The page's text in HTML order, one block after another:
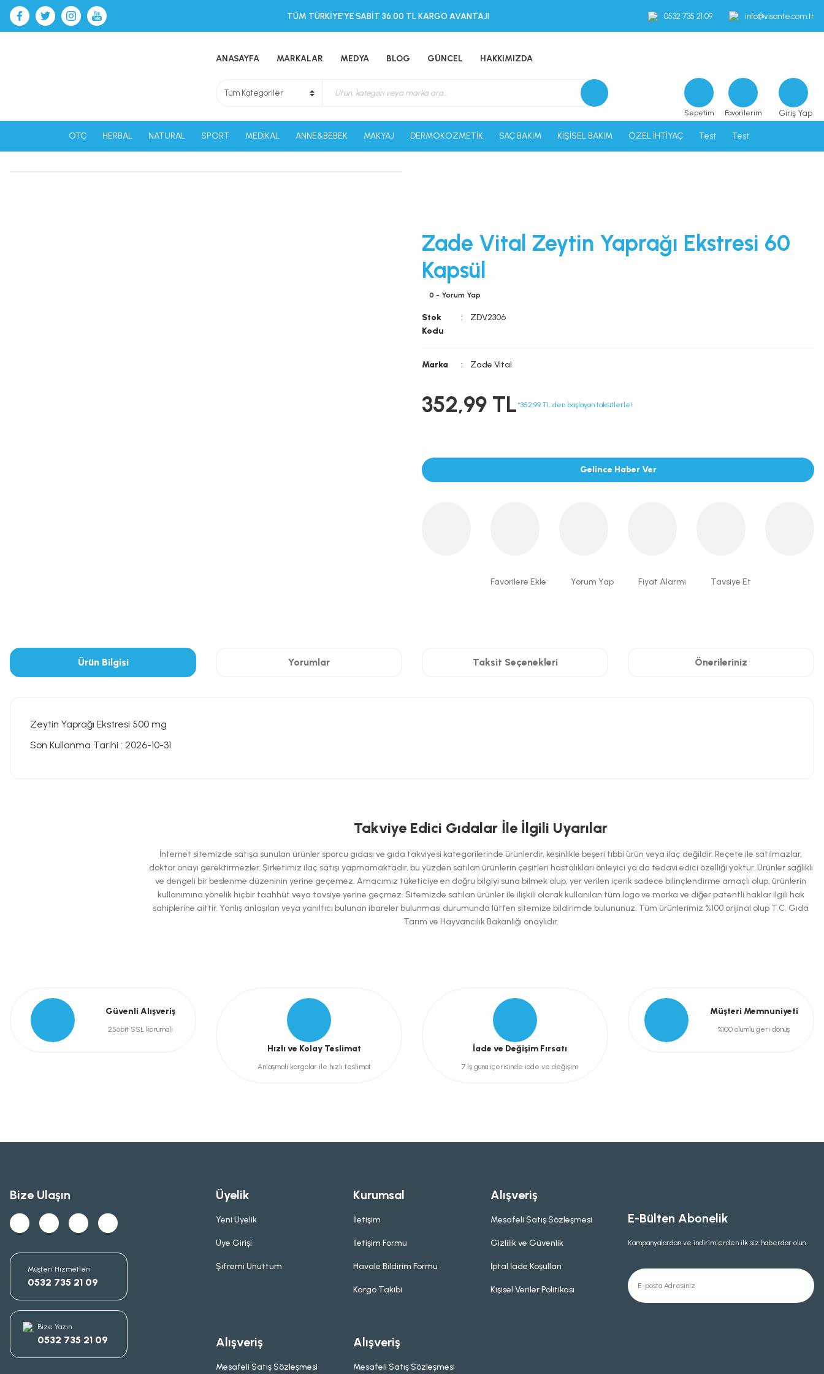
TÜM TÜRKİYE’YE SABİT 36.00 TL KARGO AVANTAJI 0532 735 21 09 info@visante.com.tr
ANASAYFA MARKALAR MEDYA BLOG GÜNCEL HAKKIMIZDA
Sepetim Favorilerim Giriş Yap
OTC HERBAL NATURAL SPORT MEDİKAL ANNE&BEBEK MAKYAJ DERMOKOZMETİK SAÇ BAKIM KİŞİSEL BAKIM ÖZEL İHTİYAÇ Test Test
Zade Vital Zeytin Yaprağı Ekstresi 60
Kapsül
0 - Yorum Yap
Stok
Kodu
ZDV2306
Marka Zade Vital
352,99 TL*352,99 TL den başlayan taksitlerle!
Gelince Haber Ver
Yorum Yap Fiyat Alarmı Tavsiye Et
Ürün Bilgisi Yorumlar Taksit Seçenekleri Önerileriniz
Zeytin Yaprağı Ekstresi 500 mg
Son Kullanma Tarihi : 2026-10-31
Bu ürüne ilk yorumu siz yapın!
Yorum Yaz
Ürün resmi kalitesiz, bozuk veya görüntülenemiyor.
Ürün açıklamasında eksik bilgiler bulunuyor.
Ürün bilgilerinde hatalar bulunuyor.
Ürün fiyatı diğer sitelerden daha pahalı.
Takviye Edici Gıdalar İle İlgili Uyarılar
İnternet sitemizde satışa sunulan ürünler sporcu gıdası ve gıda takviyesi kategorilerinde ürünlerdir, kesinlikle beşeri tıbbi ürün veya ilaç değildir. Reçete ile satılmazlar,
doktor onayı gerektirmezler. Şirketimiz ilaç satışı yapmamaktadır, bu yüzden satılan ürünlerin çeşitleri hastalıkları önleyici ya da tedavi edici özelliği yoktur. Ürünler sağlıklı
ve dengeli bir beslenme düzeninin yerine geçemez. Amacımız tüketiciye en doğru bilgiyi suna bilmek olup, yer verilen içerik sadece bilinçlendirme amaçlı olup, ürünlerin
kullanımına yönelik hiçbir taahhüt veya tavsiye yerine geçmez. Sitemizde satılan ürünler ile ilişkili olarak kullanılan tüm logo ve marka ve diğer patentli haklar ilgili hak
sahiplerine aittir. Yanlış anlaşılan veya yanıltıcı bulunan ibareler bulunması durumunda lütfen sitemize bildirimde bulununuz. Tüm ürünlerimiz %100 orijinal olup T.C. Gıda
Tarım ve Hayvancılık Bakanlığı onaylıdır.
Güvenli Alışveriş
256bit SSL korumalı
Hızlı ve Kolay Teslimat
Anlaşmalı kargolar ile hızlı teslimat
İade ve Değişim Fırsatı
7 İş günü içerisinde iade ve değişim
Müşteri Memnuniyeti
%100 olumlu geri dönüş
Bize Ulaşın
Müşteri Hizmetleri
0532 735 21 09
Bize Yazın
0532 735 21 09
Üyelik
Yeni Üyelik
Üye Girişi
Şifremi Unuttum
Kurumsal
İletişim
İletişim Formu
Havale Bildirim Formu
Kargo Takibi
Alışveriş
Mesafeli Satış Sözleşmesi
Gizlilik ve Güvenlik
İptal İade Koşullari
Kişisel Veriler Politikası
Alışveriş
Mesafeli Satış Sözleşmesi
Alışveriş
Mesafeli Satış Sözleşmesi
E-Bülten Abonelik
Kampanyalardan ve indirimlerden ilk siz haberdar olun.